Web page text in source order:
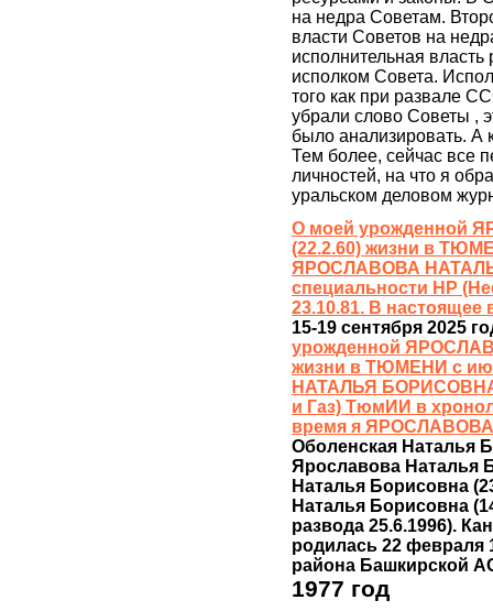
на недра Советам.
власти Советов на
исполнительная
исполком Совета.
того как при развале
убрали слово Советы ,
было анализировать. А
Тем более, сейчас все
личностей, на что я
уральском деловом
О моей
(22.2.60) жизни в
ЯРОСЛАВОВА
специальности НР
23.10.81. В
15-19 сентября 2025
урожденной
жизни в ТЮМЕНИ с
НАТАЛЬЯ БОРИСОВНА
и Газ) ТюмИИ в
время я
Оболенская Наталья
Ярославова Наталья
Наталья Борисовна
Наталья Борисовна
развода 25.6.1996).
родилась 22 февраля
района Башкирской
1977 год